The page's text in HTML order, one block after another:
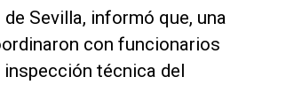
Sevilla, informó que, una
con funcionarios
técnica del